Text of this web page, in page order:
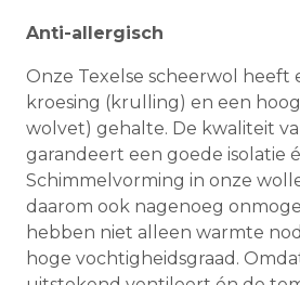
Anti-allergisch
Onze Texelse scheerwol heeft
kroesing (krulling) en een
wolvet) gehalte. De kwaliteit
garandeert een goede isolatie
Schimmelvorming in onze
daarom ook nagenoeg
hebben niet alleen warmte
hoge vochtigheidsgraad.